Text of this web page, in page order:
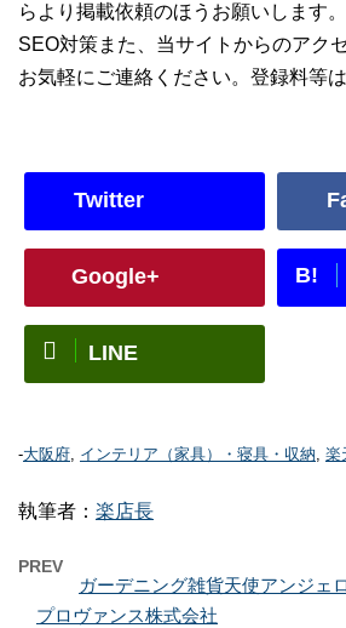
らより掲載依頼のほうお願いします
SEO対策また、当サイトからのアク
お気軽にご連絡ください。登録料等
Twitter
Google+ B!
LINE
-大阪府, インテリア（家具）・寝具・収納, 楽
執筆者： 楽店長
PREV
ガーデニング雑貨天使アンジェ
プロヴァンス株式会社